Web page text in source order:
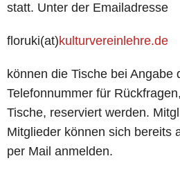
statt. Unter der Emailadresse
floruki(at)kulturvereinlehre.de
können die Tische bei Angabe
Telefonnummer für
Tische, reserviert werden.
Mitglieder können sich bereits
per Mail anmelden.